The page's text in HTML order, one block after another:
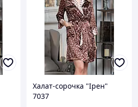
Халат-сорочка "Ірен"
7037